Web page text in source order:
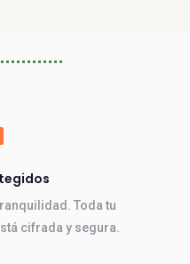
Toda tu
cifrada y segura.